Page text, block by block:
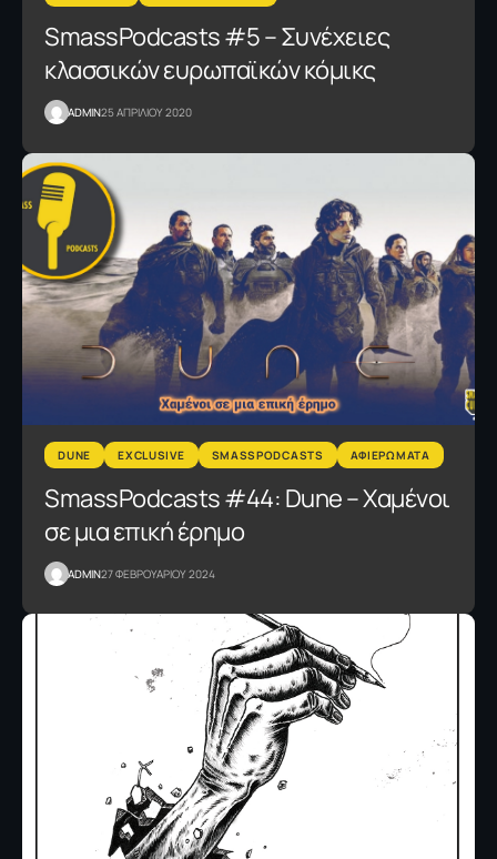
SmassPodcasts #5 – Συνέχειες
κλασσικών ευρωπαϊκών κόμικς
ADMIN25 ΑΠΡΙΛΙΟΥ 2020
DUNE EXCLUSIVE SMASSPODCASTS ΑΦΙΕΡΩΜΑΤΑ
SmassPodcasts #44: Dune – Χαμένοι
σε μια επική έρημο
ADMIN27 ΦΕΒΡΟΥΑΡΙΟΥ 2024